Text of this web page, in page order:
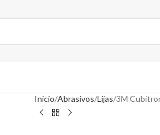
Inicio Abrasivos Lijas 3M